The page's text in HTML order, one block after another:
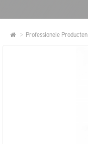
KWALITEIT
CONTACTProfessionele Producten